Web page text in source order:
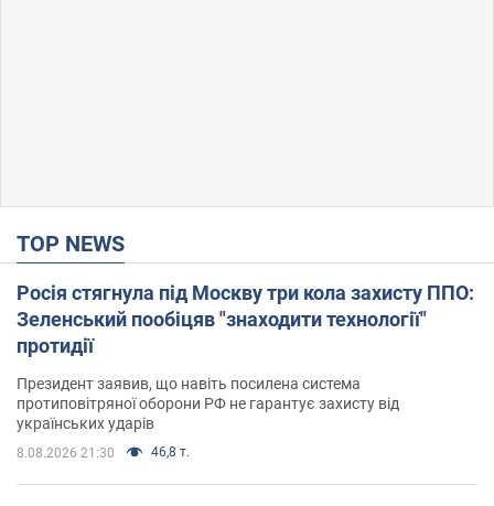
TOP NEWS
Росія стягнула під Москву три кола захисту ППО:
Зеленський пообіцяв "знаходити технології"
протидії
Президент заявив, що навіть посилена система
протиповітряної оборони РФ не гарантує захисту від
українських ударів
8.08.2026 21:30 46,8 т.